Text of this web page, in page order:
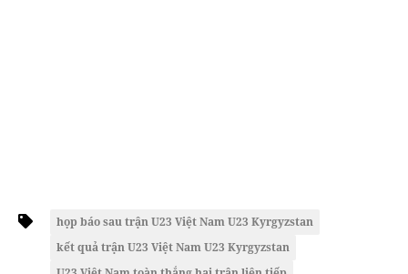
họp báo sau trận U23 Việt Nam U23 Kyrgyzstan
kết quả trận U23 Việt Nam U23 Kyrgyzstan